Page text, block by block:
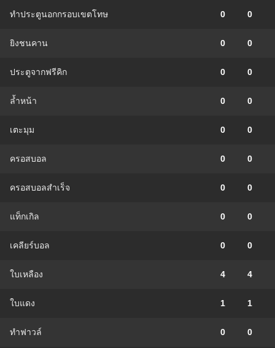
ทำประตูนอกกรอบเขตโทษ 0 0
ยิงชนคาน 0 0
ประตูจากฟรีคิก 0 0
ล้ำหน้า 0 0
เตะมุม 0 0
ครอสบอล 0 0
ครอสบอลสำเร็จ 0 0
แท็กเกิล 0 0
เคลียร์บอล 0 0
ใบเหลือง 4 4
ใบแดง 1 1
ทำฟาวล์ 0 0